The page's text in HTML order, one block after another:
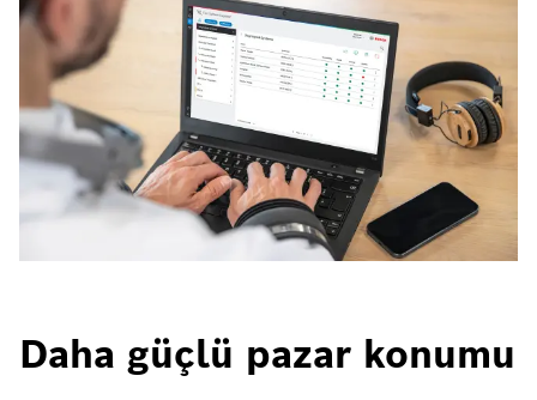
Daha güçlü pazar konumu